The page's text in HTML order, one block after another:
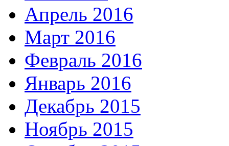
Апрель 2016
Март 2016
Февраль 2016
Январь 2016
Декабрь 2015
Ноябрь 2015